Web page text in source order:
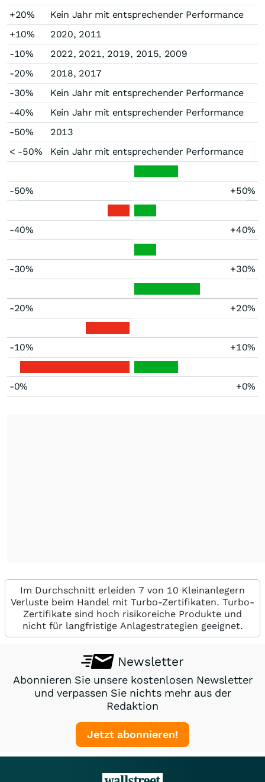
+20%
Kein Jahr mit entsprechender Performance
+10%
2020, 2011
-10%
2022, 2021, 2019, 2015, 2009
-20%
2018, 2017
-30%
Kein Jahr mit entsprechender Performance
-40%
Kein Jahr mit entsprechender Performance
-50%
2013
< -50%
Kein Jahr mit entsprechender Performance
-50% +50%
-40% +40%
-30% +30%
-20% +20%
-10% +10%
-0% +0%
Im Durchschnitt erleiden 7 von 10 Kleinanlegern
Verluste beim Handel mit Turbo-Zertifikaten. Turbo-
Zertifikate sind hoch risikoreiche Produkte und
nicht für langfristige Anlagestrategien geeignet.
Newsletter
Abonnieren Sie unsere kostenlosen Newsletter
und verpassen Sie nichts mehr aus der
Redaktion
Jetzt abonnieren!